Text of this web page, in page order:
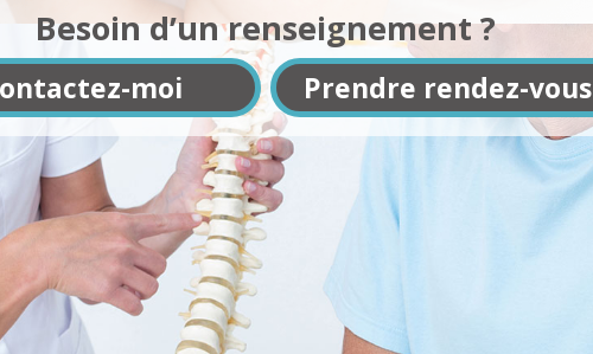
Besoin d’un renseignement ?
moi Prendre rendez-vous